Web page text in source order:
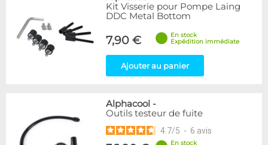
Kit Visserie pour Pompe Laing
DDC Metal Bottom
7,90 €
En stock
Expédition immédiate
Ajouter au panier
Alphacool -
Outils testeur de fuite
4.7/5 - 6 avis
En stock